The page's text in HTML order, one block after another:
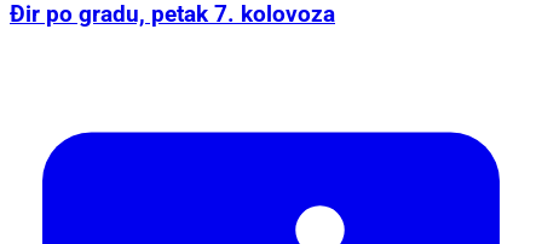
Đir po gradu, petak 7. kolovoza